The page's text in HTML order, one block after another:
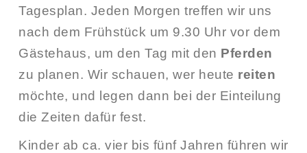
Tagesplan. Jeden Morgen treffen wir uns
nach dem Frühstück um 9.30 Uhr vor dem
Gästehaus, um den Tag mit den Pferden
zu planen. Wir schauen, wer heute reiten
möchte, und legen dann bei der Einteilung
die Zeiten dafür fest.
Kinder ab ca. vier bis fünf Jahren führen wir